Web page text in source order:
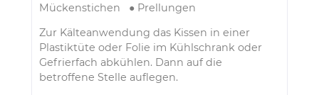
Mückenstichen ● Prellungen
Zur Kälteanwendung das Kissen in einer
Plastiktüte oder Folie im Kühlschrank oder
Gefrierfach abkühlen. Dann auf die
betroffene Stelle auflegen.